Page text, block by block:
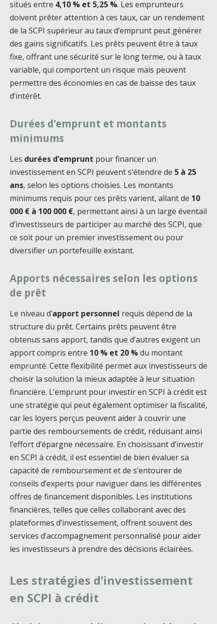
situés entre 4,10 % et 5,25 %. Les emprunteurs
doivent prêter attention à ces taux, car un rendement
de la SCPI supérieur au taux d’emprunt peut générer
des gains significatifs. Les prêts peuvent être à taux
fixe, offrant une sécurité sur le long terme, ou à taux
variable, qui comportent un risque mais peuvent
permettre des économies en cas de baisse des taux
d’intérêt.
Durées d’emprunt et montants
minimums
Les durées d’emprunt pour financer un
investissement en SCPI peuvent s’étendre de 5 à 25
ans, selon les options choisies. Les montants
minimums requis pour ces prêts varient, allant de 10
000 € à 100 000 €, permettant ainsi à un large éventail
d’investisseurs de participer au marché des SCPI, que
ce soit pour un premier investissement ou pour
diversifier un portefeuille existant.
Apports nécessaires selon les options
de prêt
Le niveau d’apport personnel requis dépend de la
structure du prêt. Certains prêts peuvent être
obtenus sans apport, tandis que d’autres exigent un
apport compris entre 10 % et 20 %du montant
emprunté. Cette flexibilité permet aux investisseurs de
choisir la solution la mieux adaptée à leur situation
financière. L’emprunt pour investir en SCPI à crédit est
une stratégie qui peut également optimiser la fiscalité,
car les loyers perçus peuvent aider à couvrir une
partie des remboursements de crédit, réduisant ainsi
l’effort d’épargne nécessaire. En choisissant d’investir
en SCPI à crédit, il est essentiel de bien évaluer sa
capacité de remboursement et de s’entourer de
conseils d’experts pour naviguer dans les différentes
offres de financement disponibles. Les institutions
financières, telles que celles collaborant avec des
plateformes d’investissement, offrent souvent des
services d’accompagnement personnalisé pour aider
les investisseurs à prendre des décisions éclairées.
Les stratégies d’investissement
en SCPI à crédit